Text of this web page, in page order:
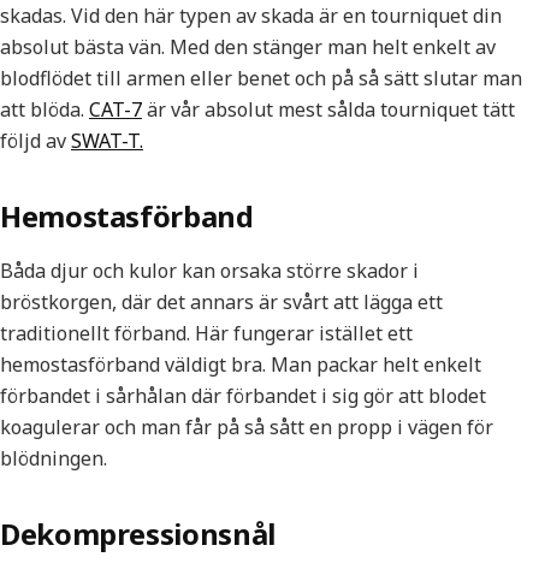
skadas. Vid den här typen av skada är en tourniquet din
absolut bästa vän. Med den stänger man helt enkelt av
blodflödet till armen eller benet och på så sätt slutar man
att blöda. CAT-7är vår absolut mest sålda tourniquet tätt
följd avSWAT-T.
Hemostasförband
Båda djur och kulor kan orsaka större skador i
bröstkorgen, där det annars är svårt att lägga ett
traditionellt förband. Här fungerar istället ett
hemostasförband väldigt bra. Man packar helt enkelt
förbandet i sårhålan där förbandet i sig gör att blodet
koagulerar och man får på så sått en propp i vägen för
blödningen.
Dekompressionsnål